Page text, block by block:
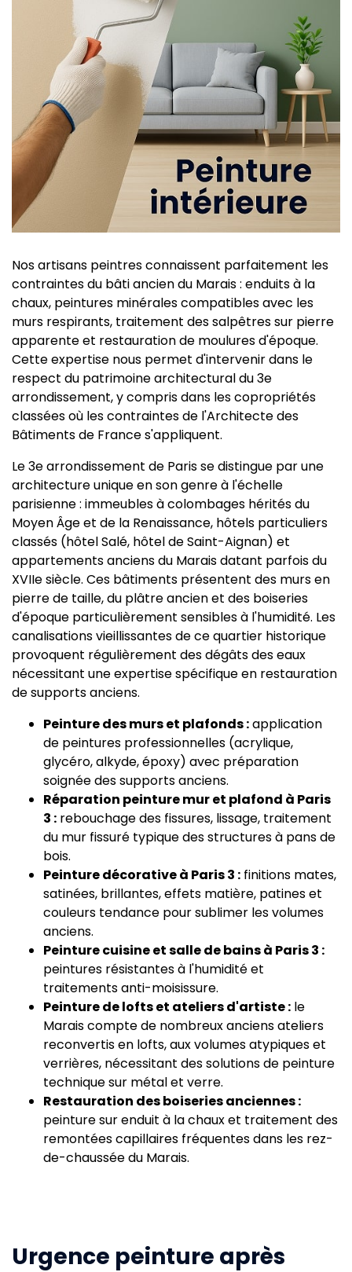
Nos artisans peintres connaissent parfaitement les
contraintes du bâti ancien du Marais : enduits à la
chaux, peintures minérales compatibles avec les
murs respirants, traitement des salpêtres sur pierre
apparente et restauration de moulures d'époque.
Cette expertise nous permet d'intervenir dans le
respect du patrimoine architectural du 3e
arrondissement, y compris dans les copropriétés
classées où les contraintes de l'Architecte des
Bâtiments de France s'appliquent.
Le 3e arrondissement de Paris se distingue par une
architecture unique en son genre à l'échelle
parisienne : immeubles à colombages hérités du
Moyen Âge et de la Renaissance, hôtels particuliers
classés (hôtel Salé, hôtel de Saint-Aignan) et
appartements anciens du Marais datant parfois du
XVIIe siècle. Ces bâtiments présentent des murs en
pierre de taille, du plâtre ancien et des boiseries
d'époque particulièrement sensibles à l'humidité. Les
canalisations vieillissantes de ce quartier historique
provoquent régulièrement des dégâts des eaux
nécessitant une expertise spécifique en restauration
de supports anciens.
Peinture des murs et plafonds :application
de peintures professionnelles (acrylique,
glycéro, alkyde, époxy) avec préparation
soignée des supports anciens.
Réparation peinture mur et plafond à Paris
3 : rebouchage des fissures, lissage, traitement
du mur fissuré typique des structures à pans de
bois.
Peinture décorative à Paris 3 : finitions mates,
satinées, brillantes, effets matière, patines et
couleurs tendance pour sublimer les volumes
anciens.
Peinture cuisine et salle de bains à Paris 3 :
peintures résistantes à l'humidité et
traitements anti-moisissure.
Peinture de lofts et ateliers d'artiste : le
Marais compte de nombreux anciens ateliers
reconvertis en lofts, aux volumes atypiques et
verrières, nécessitant des solutions de peinture
technique sur métal et verre.
Restauration des boiseries anciennes :
peinture sur enduit à la chaux et traitement des
remontées capillaires fréquentes dans les rez-
de-chaussée du Marais.
Urgence peinture après